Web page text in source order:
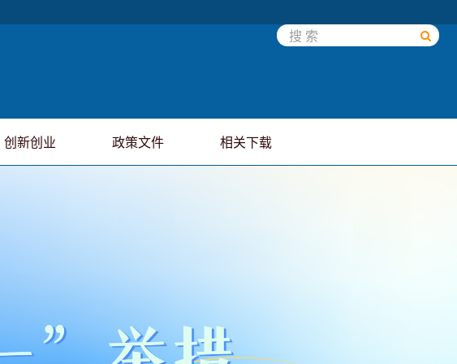
创新创业 政策文件 相关下载